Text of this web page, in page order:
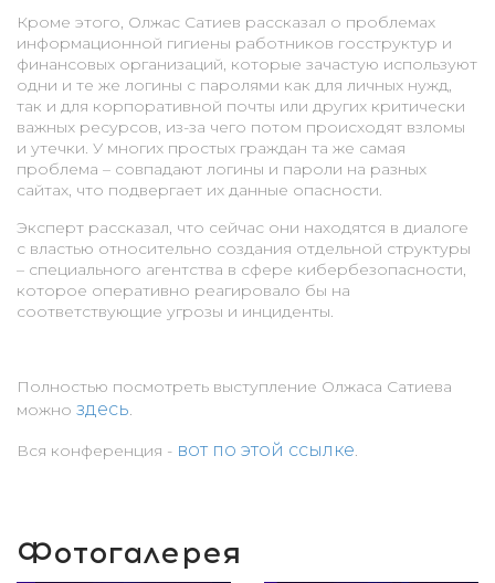
Кроме этого, Олжас Сатиев рассказал о проблемах
информационной гигиены работников госструктур и
финансовых организаций, которые зачастую используют
одни и те же логины с паролями как для личных нужд,
так и для корпоративной почты или других критически
важных ресурсов, из-за чего потом происходят взломы
и утечки. У многих простых граждан та же самая
проблема – совпадают логины и пароли на разных
сайтах, что подвергает их данные опасности.
Эксперт рассказал, что сейчас они находятся в диалоге
с властью относительно создания отдельной структуры
– специального агентства в сфере кибербезопасности,
которое оперативно реагировало бы на
соответствующие угрозы и инциденты.
Полностью посмотреть выступление Олжаса Сатиева
можно здесь.
Вся конференция - вот по этой ссылке.
Фотогалерея